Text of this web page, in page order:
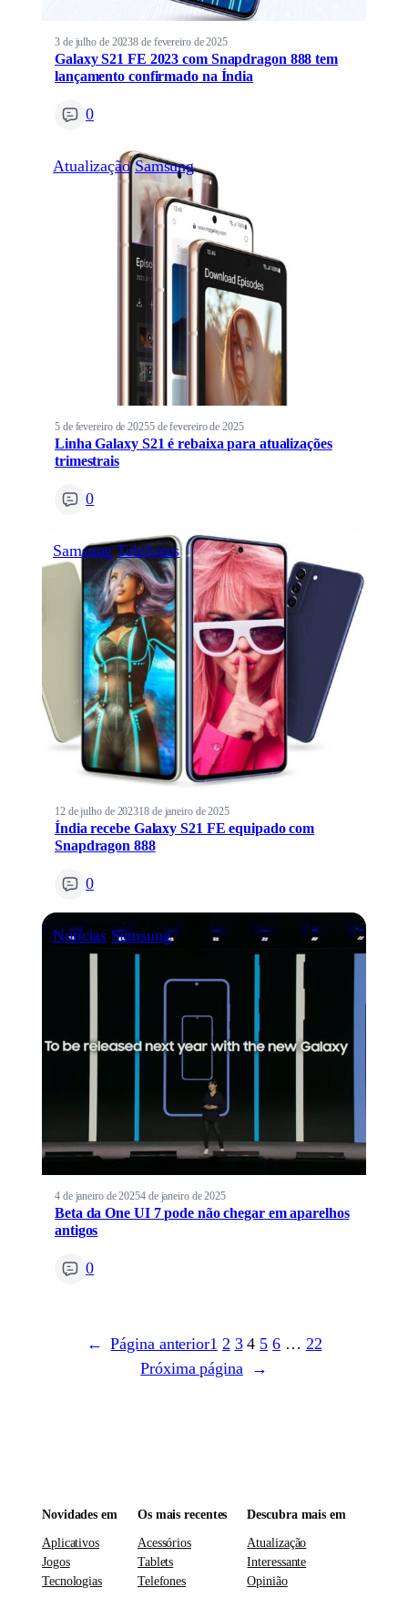
3 de julho de 20238 de fevereiro de 2025
Galaxy S21 FE 2023 com Snapdragon 888 tem
lançamento confirmado na Índia
0
Atualização Samsung
5 de fevereiro de 20255 de fevereiro de 2025
Linha Galaxy S21 é rebaixa para atualizações
trimestrais
0
Samsung Telefones
12 de julho de 202318 de janeiro de 2025
Índia recebe Galaxy S21 FE equipado com
Snapdragon 888
0
Notícias Samsung
4 de janeiro de 20254 de janeiro de 2025
Beta da One UI 7 pode não chegar em aparelhos
antigos
0
← Página anterior1 2 3 4 5 6 … 22
Próxima página
→
Novidades em
Aplicativos
Jogos
Tecnologias
Os mais recentes
Acessórios
Tablets
Telefones
Descubra mais em
Atualização
Interessante
Opinião